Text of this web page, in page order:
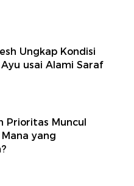
Ungkap Kondisi
usai Alami Saraf
Prioritas Muncul
yang